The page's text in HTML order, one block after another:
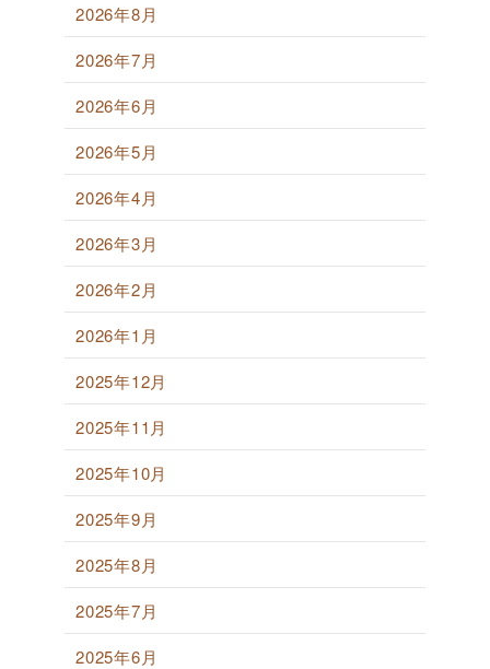
2026年8月
2026年7月
2026年6月
2026年5月
2026年4月
2026年3月
2026年2月
2026年1月
2025年12月
2025年11月
2025年10月
2025年9月
2025年8月
2025年7月
2025年6月